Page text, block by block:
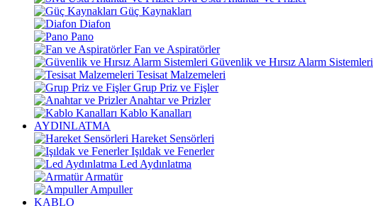
Güç Kaynakları
Diafon
Pano
Fan ve Aspiratörler
Güvenlik ve Hırsız Alarm Sistemleri
Tesisat Malzemeleri
Grup Priz ve Fişler
Anahtar ve Prizler
Kablo Kanalları
AYDINLATMA
Hareket Sensörleri
Işıldak ve Fenerler
Led Aydınlatma
Armatür
Ampuller
KABLO